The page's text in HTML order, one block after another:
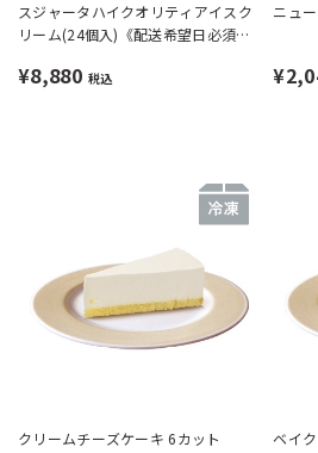
スジャータハイクオリティアイスク
リーム(24個入)《配送希望日必須※
¥8,880 税込
ニュ
クリームチーズケーキ 6カット ベイ